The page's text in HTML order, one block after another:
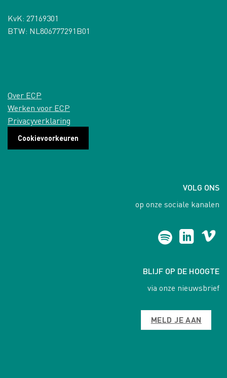
KvK: 27169301
BTW: NL806777291B01
Over ECP
Werken voor ECP
Privacyverklaring
Cookievoorkeuren
VOLG ONS
op onze sociale kanalen
BLIJF OP DE HOOGTE
via onze nieuwsbrief
MELD JE AAN